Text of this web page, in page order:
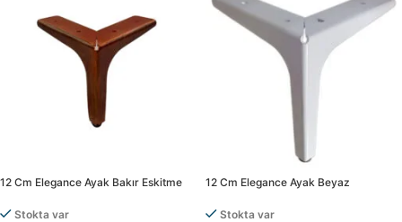
12 Cm Elegance Ayak Bakır Eskitme
Stokta var
12 Cm Elegance Ayak Beyaz
Stokta var